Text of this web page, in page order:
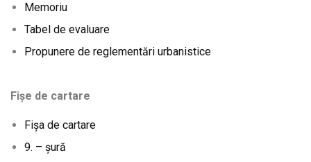
Memoriu
Tabel de evaluare
Propunere de reglementări urbanistice
Fișe de cartare
Fișa de cartare
9. – șură